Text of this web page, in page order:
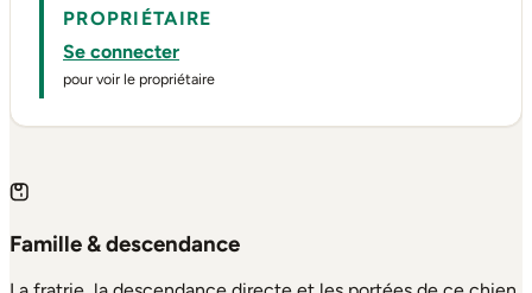
PROPRIÉTAIRE
Se connecter
pour voir le propriétaire
Famille & descendance